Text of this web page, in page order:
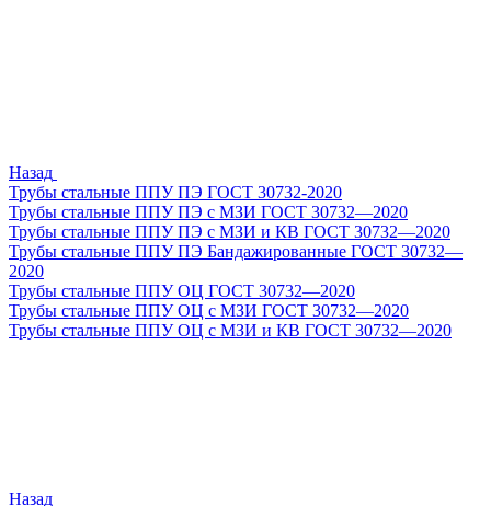
Назад
Трубы стальные ППУ ПЭ ГОСТ 30732-2020
Трубы стальные ППУ ПЭ с МЗИ ГОСТ 30732—2020
Трубы стальные ППУ ПЭ с МЗИ и КВ ГОСТ 30732—2020
Трубы стальные ППУ ПЭ Бандажированные ГОСТ 30732—
2020
Трубы стальные ППУ ОЦ ГОСТ 30732—2020
Трубы стальные ППУ ОЦ с МЗИ ГОСТ 30732—2020
Трубы стальные ППУ ОЦ с МЗИ и КВ ГОСТ 30732—2020
Назад